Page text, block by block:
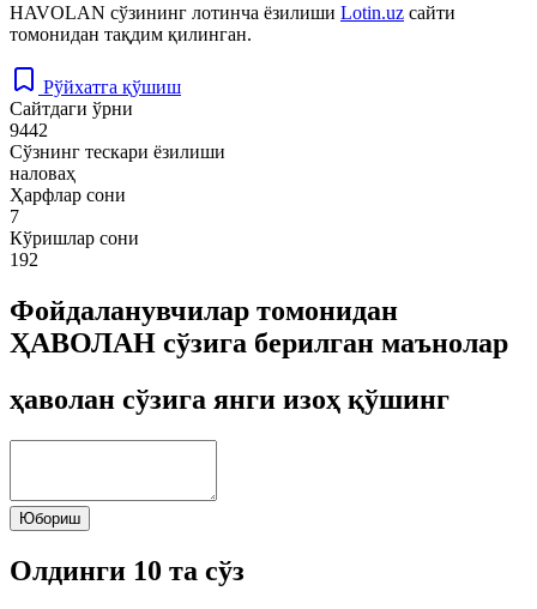
HAVOLAN сўзининг лотинча ёзилиши Lotin.uz сайти
томонидан тақдим қилинган.
Рўйхатга қўшиш
Сайтдаги ўрни
9442
Сўзнинг тескари ёзилиши
наловаҳ
Ҳарфлар сони
7
Кўришлар сони
192
Фойдаланувчилар томонидан
ҲАВОЛАН сўзига берилган маънолар
ҳаволан сўзига янги изоҳ қўшинг
Юбориш
Олдинги 10 та сўз